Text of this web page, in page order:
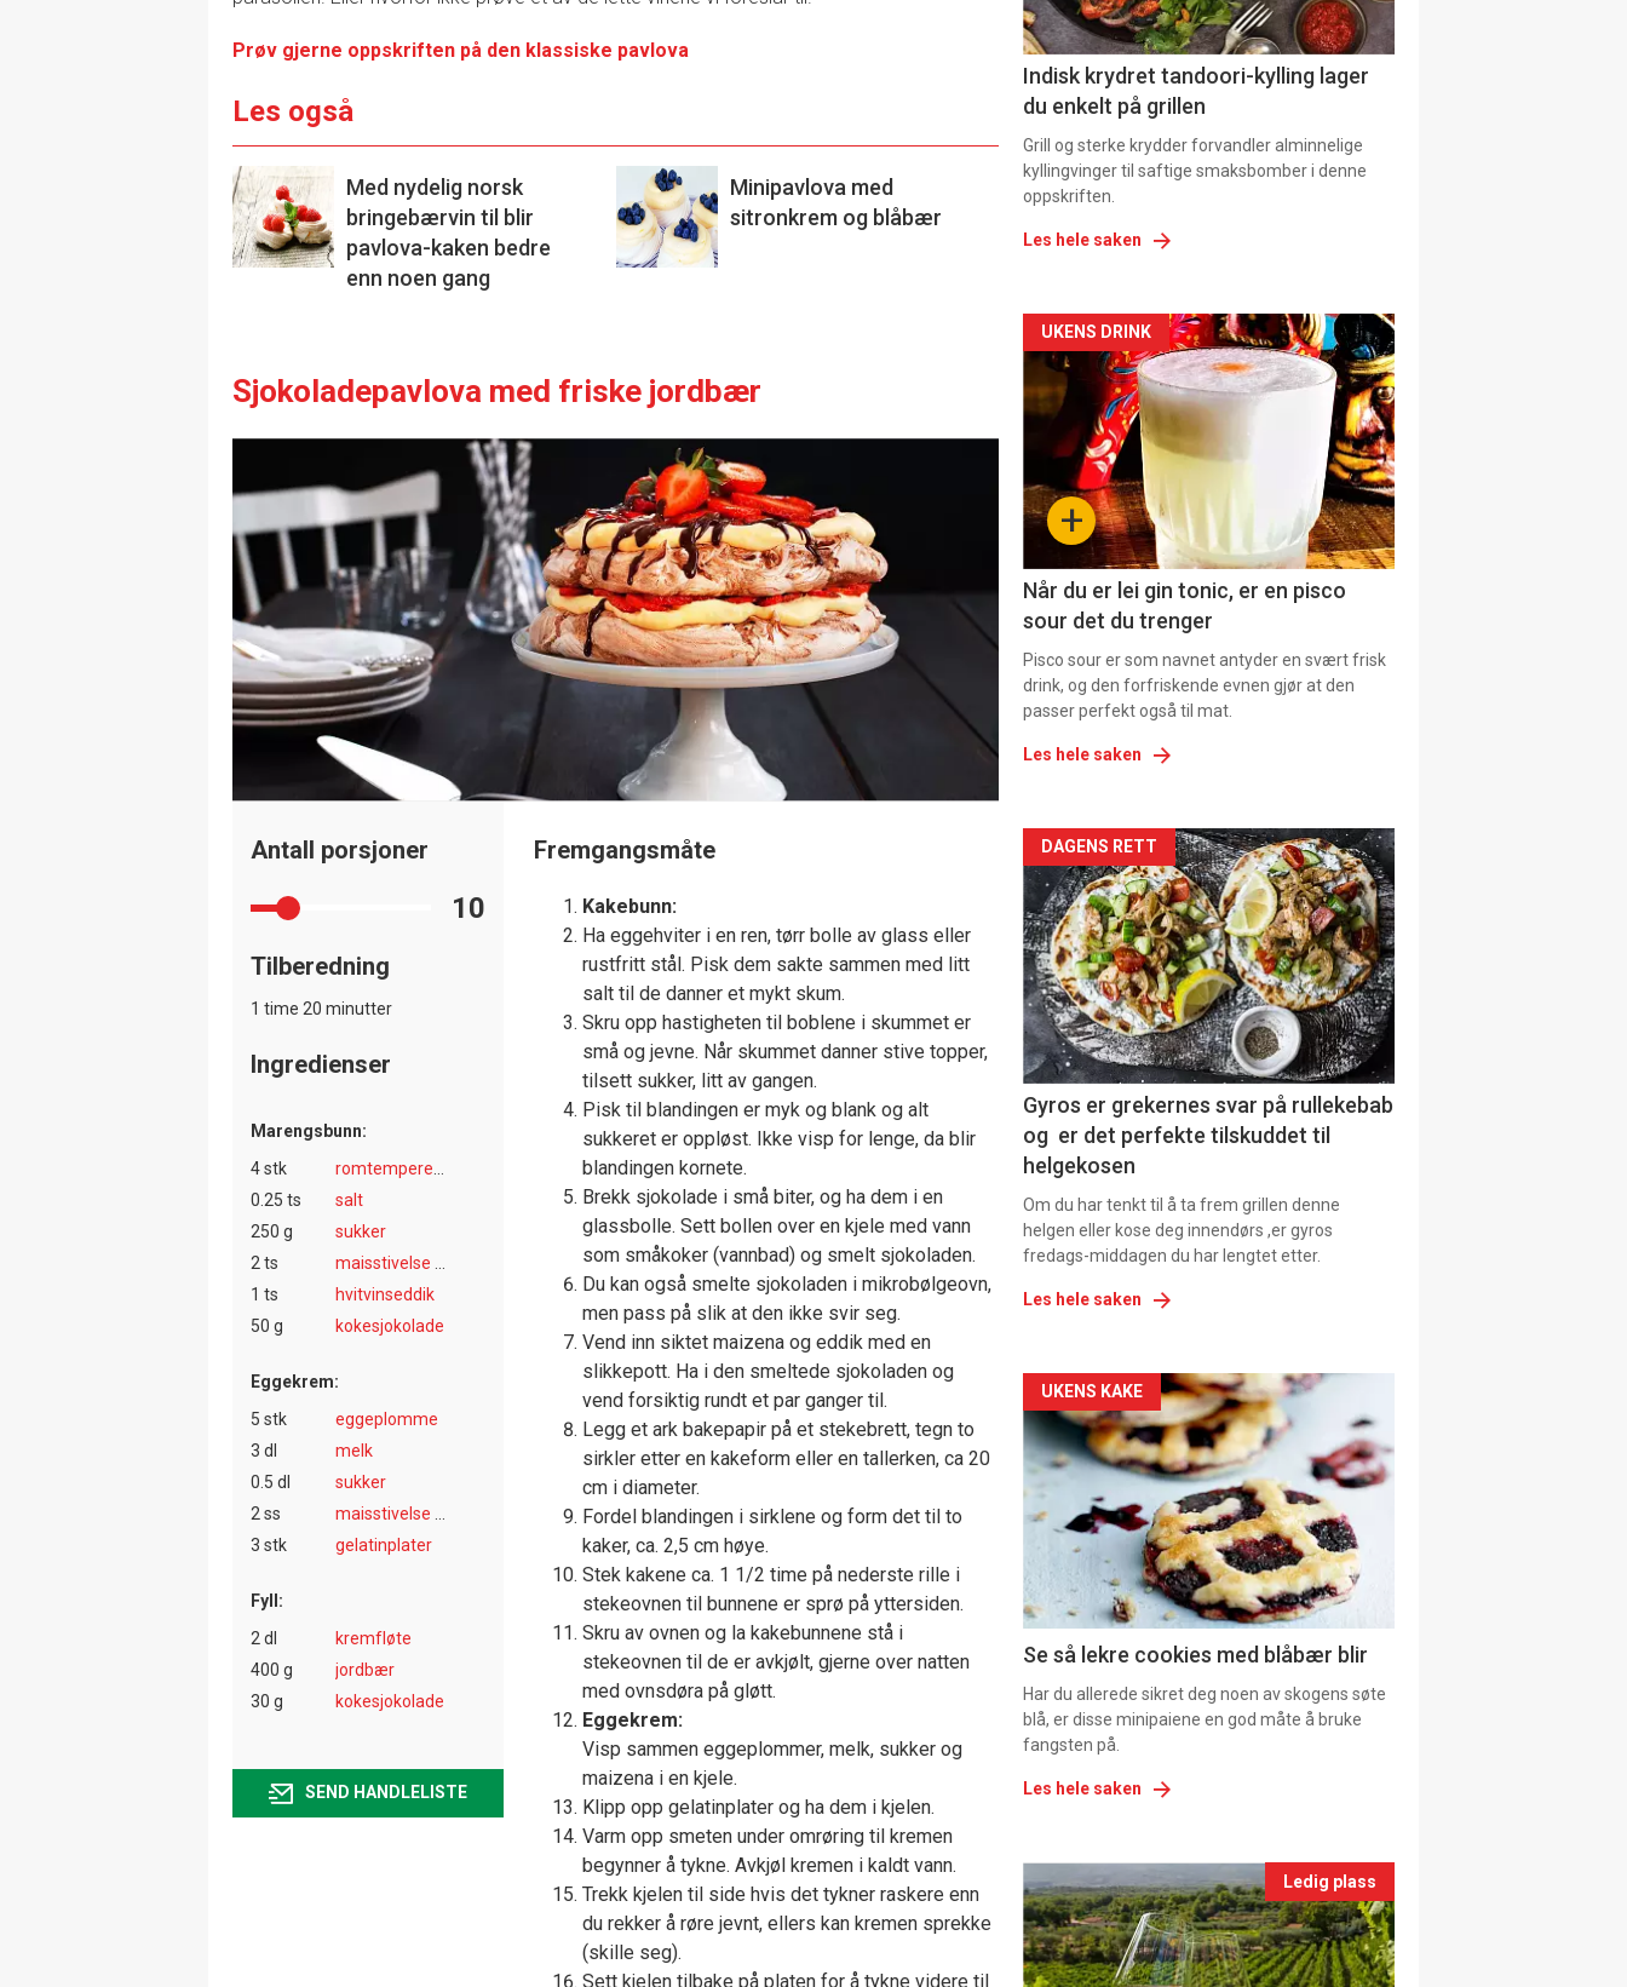
Prøv gjerne oppskriften på den klassiske pavlova
Les også
Med nydelig norsk
bringebærvin til blir
pavlova-kaken bedre
enn noen gang
Minipavlova med
sitronkrem og blåbær
Sjokoladepavlova med friske jordbær
Antall porsjoner
10
Tilberedning
1 time 20 minutter
Ingredienser
Marengsbunn:
4 stk
0.25 ts
salt
250 g
sukker
2 ts
1 ts
hvitvinseddik
50 g
kokesjokolade
Eggekrem:
5 stk
eggeplomme
3 dl
melk
0.5 dl
sukker
2 ss
3 stk
gelatinplater
Fyll:
2 dl
kremfløte
400 g
jordbær
30 g
kokesjokolade
SEND HANDLELISTE
Fremgangsmåte
Kakebunn:
Ha eggehviter i en ren, tørr bolle av glass eller
rustfritt stål. Pisk dem sakte sammen med litt
salt til de danner et mykt skum.
Skru opp hastigheten til boblene i skummet er
små og jevne. Når skummet danner stive topper,
tilsett sukker, litt av gangen.
Pisk til blandingen er myk og blank og alt
sukkeret er oppløst. Ikke visp for lenge, da blir
blandingen kornete.
Brekk sjokolade i små biter, og ha dem i en
glassbolle. Sett bollen over en kjele med vann
som småkoker (vannbad) og smelt sjokoladen.
Du kan også smelte sjokoladen i mikrobølgeovn,
men pass på slik at den ikke svir seg.
Vend inn siktet maizena og eddik med en
slikkepott. Ha i den smeltede sjokoladen og
vend forsiktig rundt et par ganger til.
Legg et ark bakepapir på et stekebrett, tegn to
sirkler etter en kakeform eller en tallerken, ca 20
cm i diameter.
Fordel blandingen i sirklene og form det til to
kaker, ca. 2,5 cm høye.
Stek kakene ca. 1 1/2 time på nederste rille i
stekeovnen til bunnene er sprø på yttersiden.
Skru av ovnen og la kakebunnene stå i
stekeovnen til de er avkjølt, gjerne over natten
med ovnsdøra på gløtt.
Eggekrem:
Visp sammen eggeplommer, melk, sukker og
maizena i en kjele.
Klipp opp gelatinplater og ha dem i kjelen.
Varm opp smeten under omrøring til kremen
begynner å tykne. Avkjøl kremen i kaldt vann.
Trekk kjelen til side hvis det tykner raskere enn
du rekker å røre jevnt, ellers kan kremen sprekke
(skille seg).
Sett kjelen tilbake på platen for å tykne videre til
11
Indisk krydret tandoori-kylling lager
du enkelt på grillen
Grill og sterke krydder forvandler alminnelige
kyllingvinger til saftige smaksbomber i denne
oppskriften.
Les hele saken
Artikler
detail
section
11
Dagens
rett
+
UKENS DRINK
Når du er lei gin tonic, er en pisco
sour det du trenger
Pisco sour er som navnet antyder en svært frisk
drink, og den forfriskende evnen gjør at den
passer perfekt også til mat.
Les hele saken
Artikler
detail
-
section
11
Dagens
rett
2
DAGENS RETT
Gyros er grekernes svar på rullekebab
og er det perfekte tilskuddet til
helgekosen
Om du har tenkt til å ta frem grillen denne
helgen eller kose deg innendørs ,er gyros
fredags-middagen du har lengtet etter.
Les hele saken
Artikler
detail
-
section
11
Ukens
vin
UKENS KAKE
Se så lekre cookies med blåbær blir
Har du allerede sikret deg noen av skogens søte
blå, er disse minipaiene en god måte å bruke
fangsten på.
Les hele saken
Events
single
Ledig plass